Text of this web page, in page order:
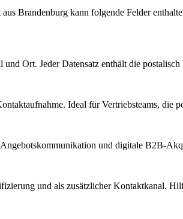
aus Brandenburg kann folgende Felder
und Ort. Jeder Datensatz enthält die
Ideal für Vertriebsteams, die
und digitale B2B-
und als zusätzlicher Kontaktkanal.